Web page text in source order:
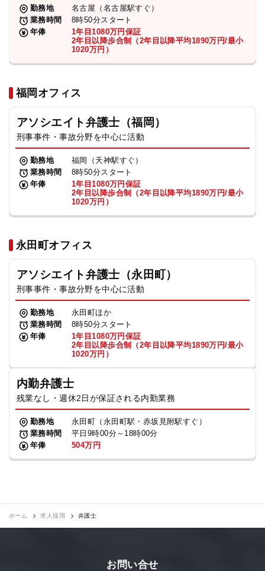
勤務地
名古屋（名古屋駅すぐ）
業務時間
8時50分スタート
年俸
1年目1080万円保証
2年目以降歩合制（2年目以降平均1890万円/最小
1020万円）
福岡オフィス
アソシエイト弁護士（福岡）
刑事事件・事故分野を中心に活動
勤務地
福岡（天神駅すぐ）
業務時間
8時50分スタート
年俸
1年目1080万円保証
2年目以降歩合制（2年目以降平均1890万円/最小
1020万円）
永田町オフィス
アソシエイト弁護士（永田町）
刑事事件・事故分野を中心に活動
勤務地
永田町ほか
業務時間
8時50分スタート
年俸
1年目1080万円保証
2年目以降歩合制（2年目以降平均1890万円/最小
1020万円）
内勤弁護士
残業なし・週休2日が保証される内勤業務
勤務地
永田町（永田町駅・赤坂見附駅すぐ）
業務時間
平日9時00分～18時00分
年俸
504万円
ホーム 求人採用 弁護士
お問い合せ